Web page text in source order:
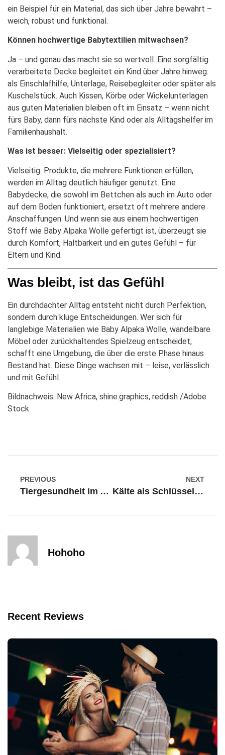
ein Beispiel für ein Material, das sich über Jahre bewährt –
weich, robust und funktional.
Können hochwertige Babytextilien mitwachsen?
Ja – und genau das macht sie so wertvoll. Eine sorgfältig
verarbeitete Decke begleitet ein Kind über Jahre hinweg:
als Einschlafhilfe, Unterlage, Reisebegleiter oder später als
Kuschelstück. Auch Kissen, Körbe oder Wickelunterlagen
aus guten Materialien bleiben oft im Einsatz – wenn nicht
fürs Baby, dann fürs nächste Kind oder als Alltagshelfer im
Familienhaushalt.
Was ist besser: Vielseitig oder spezialisiert?
Vielseitig. Produkte, die mehrere Funktionen erfüllen,
werden im Alltag deutlich häufiger genutzt. Eine
Babydecke, die sowohl im Bettchen als auch im Auto oder
auf dem Boden funktioniert, ersetzt oft mehrere andere
Anschaffungen. Und wenn sie aus einem hochwertigen
Stoff wie Baby Alpaka Wolle gefertigt ist, überzeugt sie
durch Komfort, Haltbarkeit und ein gutes Gefühl – für
Eltern und Kind.
Was bleibt, ist das Gefühl
Ein durchdachter Alltag entsteht nicht durch Perfektion,
sondern durch kluge Entscheidungen. Wer sich für
langlebige Materialien wie Baby Alpaka Wolle, wandelbare
Möbel oder zurückhaltendes Spielzeug entscheidet,
schafft eine Umgebung, die über die erste Phase hinaus
Bestand hat. Diese Dinge wachsen mit – leise, verlässlich
und mit Gefühl.
Bildnachweis: New Africa, shine.graphics, reddish /Adobe
Stock
PREVIOUS
Tiergesundheit im Alltag: Prävention statt Reaktion
NEXT
Kälte als Schlüssel: Wie gezieltes Abkühlen hartnäckige Fettpolster sichtbar schrumpfen lässt
Hohoho
Recent Reviews